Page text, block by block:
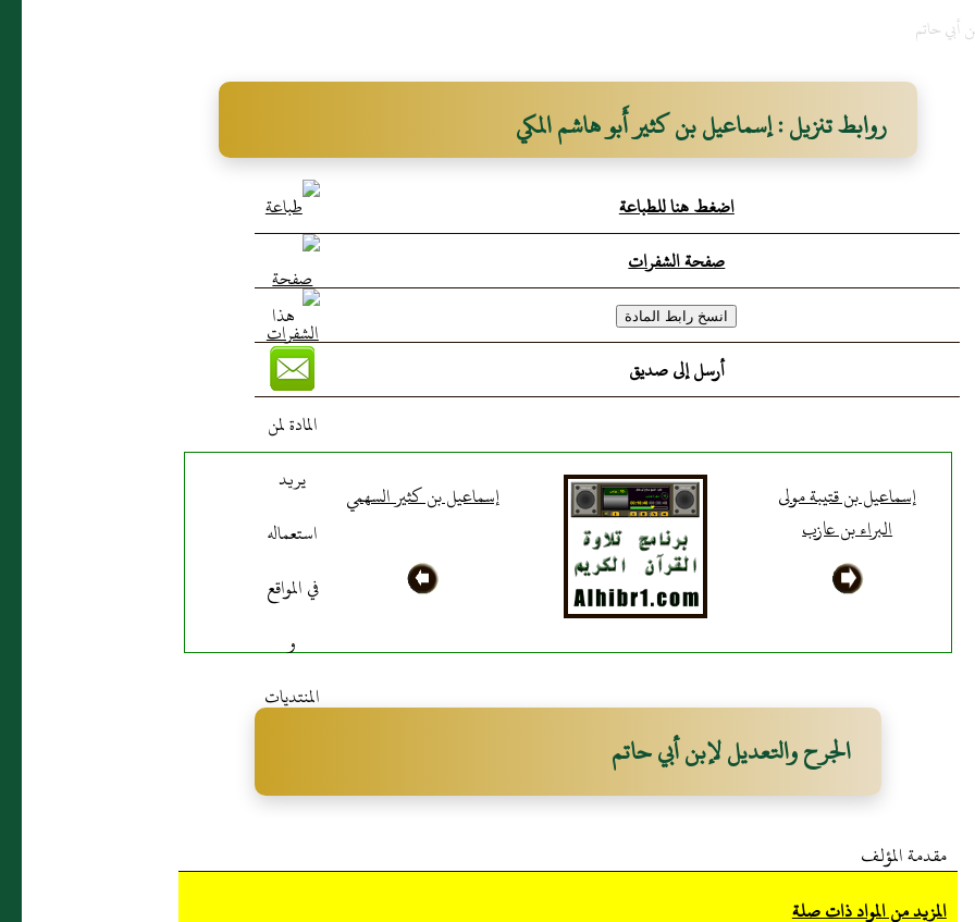
أبي حاتم
روابط تنزيل : إسماعيل بن كثير أَبو هاشم المكي
اضغط هنا للطباعة
صفحة الشفرات
أرسل إلى صديق
إسماعيل بن قتيبة مولى
البراء بن عازب
إسماعيل بن كثير السهمي
الجرح والتعديل لإبن أبي حاتم
مقدمة المؤلف
المزيد من المواد ذات صلة